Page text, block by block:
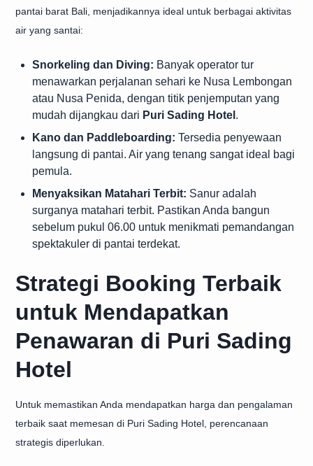
pantai barat Bali, menjadikannya ideal untuk berbagai aktivitas
air yang santai:
Snorkeling dan Diving: Banyak operator tur
menawarkan perjalanan sehari ke Nusa Lembongan
atau Nusa Penida, dengan titik penjemputan yang
mudah dijangkau dari Puri Sading Hotel .
Kano dan Paddleboarding: Tersedia penyewaan
langsung di pantai. Air yang tenang sangat ideal bagi
pemula.
Menyaksikan Matahari Terbit: Sanur adalah
surganya matahari terbit. Pastikan Anda bangun
sebelum pukul 06.00 untuk menikmati pemandangan
spektakuler di pantai terdekat.
Strategi Booking Terbaik
untuk Mendapatkan
Penawaran di Puri Sading
Hotel
Untuk memastikan Anda mendapatkan harga dan pengalaman
terbaik saat memesan di Puri Sading Hotel, perencanaan
strategis diperlukan.